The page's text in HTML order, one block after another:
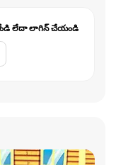
లేదా లాగిన్ చేయండి